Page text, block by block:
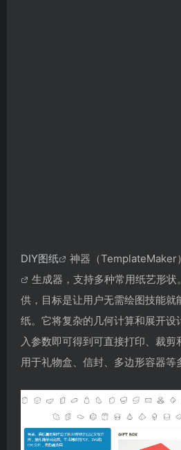
DIY图纸 神器（TemplateMaker
生成器，支持多种常用纸艺形状
供，目标是让用户无需绘图技能就
纸。它将复杂的几何计算和展开设
入参数即可得到可直接打印、裁
用于礼物盒、信封、多边形容器等